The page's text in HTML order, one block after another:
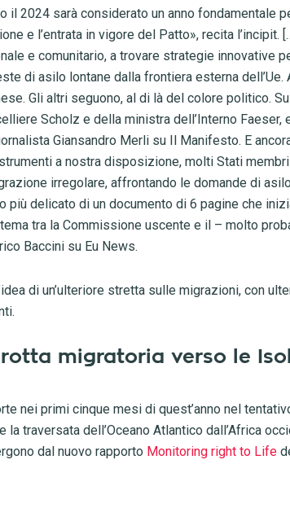
il 2024 sarà considerato un anno fondamentale
e l’entrata in vigore del Patto», recita l’incipit.
e comunitario, a trovare strategie innovative
di asilo lontane dalla frontiera esterna dell’Ue.
Gli altri seguono, al di là del colore politico.
Scholz e della ministra dell’Interno Faeser,
Giansandro Merli su Il Manifesto. E
a nostra disposizione, molti Stati
irregolare, affrontando le domande di
più delicato di un documento di 6 pagine che
tra la Commissione uscente e il – molto
Baccini su Eu News.
di un’ulteriore stretta sulle migrazioni, con
migratoria verso le
nei primi cinque mesi di quest’anno nel
la traversata dell’Oceano Atlantico dall’Africa
dal nuovo rapporto Monitoring right to Life